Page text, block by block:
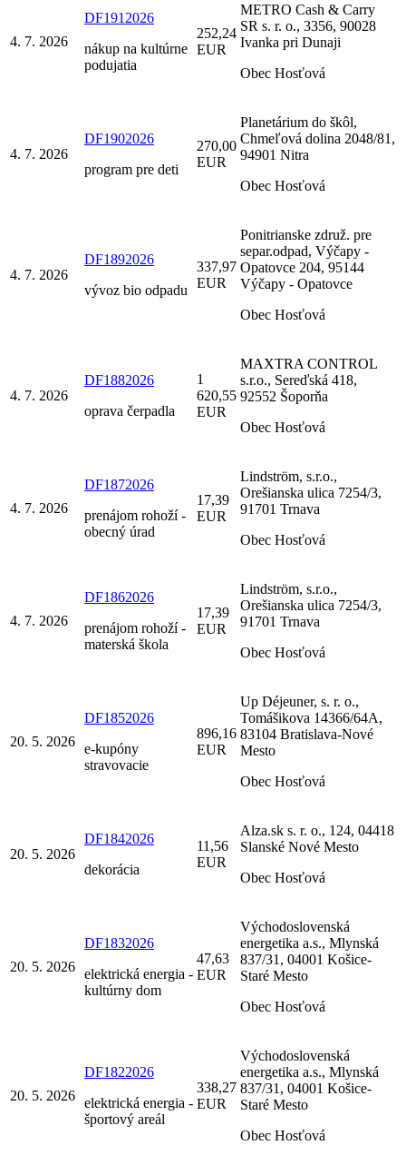
4. 7. 2026
DF1912026
nákup na kultúrne
podujatia
252,24
EUR
METRO Cash & Carry
SR s. r. o., 3356, 90028
Ivanka pri Dunaji
Obec Hosťová
4. 7. 2026
DF1902026
program pre deti
270,00
EUR
Planetárium do škôl,
Chmeľová dolina 2048/81,
94901 Nitra
Obec Hosťová
4. 7. 2026
DF1892026
vývoz bio odpadu
337,97
EUR
Ponitrianske združ. pre
separ.odpad, Výčapy -
Opatovce 204, 95144
Výčapy - Opatovce
Obec Hosťová
4. 7. 2026
DF1882026
oprava čerpadla
1
620,55
EUR
MAXTRA CONTROL
s.r.o., Sereďská 418,
92552 Šoporňa
Obec Hosťová
4. 7. 2026
DF1872026
prenájom rohoží -
obecný úrad
17,39
EUR
Lindström, s.r.o.,
Orešianska ulica 7254/3,
91701 Trnava
Obec Hosťová
4. 7. 2026
DF1862026
prenájom rohoží -
materská škola
17,39
EUR
Lindström, s.r.o.,
Orešianska ulica 7254/3,
91701 Trnava
Obec Hosťová
20. 5. 2026
DF1852026
e-kupóny
stravovacie
896,16
EUR
Up Déjeuner, s. r. o.,
Tomášikova 14366/64A,
83104 Bratislava-Nové
Mesto
Obec Hosťová
20. 5. 2026
DF1842026
dekorácia
11,56
EUR
Alza.sk s. r. o., 124, 04418
Slanské Nové Mesto
Obec Hosťová
20. 5. 2026
DF1832026
elektrická energia -
kultúrny dom
47,63
EUR
Východoslovenská
energetika a.s., Mlynská
837/31, 04001 Košice-
Staré Mesto
Obec Hosťová
20. 5. 2026
DF1822026
elektrická energia -
športový areál
338,27
EUR
Východoslovenská
energetika a.s., Mlynská
837/31, 04001 Košice-
Staré Mesto
Obec Hosťová